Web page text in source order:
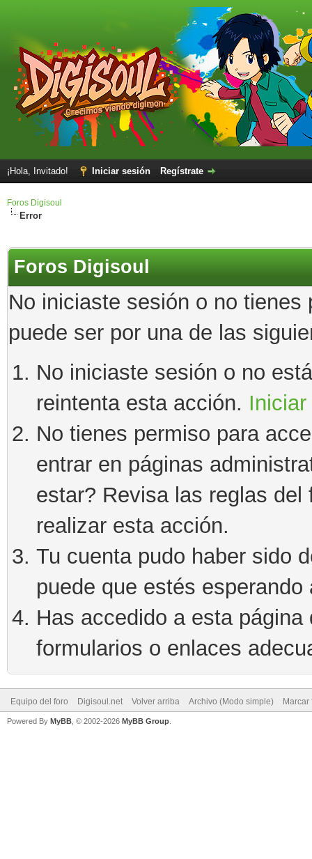
¡Hola, Invitado! Iniciar sesión Regístrate
Foros Digisoul
Error
Foros Digisoul
No iniciaste sesión o no
puede ser por una de las
No iniciaste sesión o no
reintenta esta acción.
No tienes permiso para
entrar en páginas
estar? Revisa las reglas
realizar esta acción.
Tu cuenta pudo haber sido
puede que estés esperando
Has accedido a esta
formularios o enlaces
Equipo del foro Digisoul.net Volver arriba Archivo (Modo simple)
Powered By MyBB , © 2002-2026 MyBB Group